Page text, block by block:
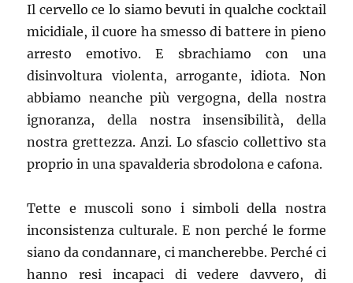
Il cervello ce lo siamo bevuti in qualche cocktail
micidiale, il cuore ha smesso di battere in pieno
arresto emotivo. E sbrachiamo con una
disinvoltura violenta, arrogante, idiota. Non
abbiamo neanche più vergogna, della nostra
ignoranza, della nostra insensibilità, della
nostra grettezza. Anzi. Lo sfascio collettivo sta
proprio in una spavalderia sbrodolona e cafona.
Tette e muscoli sono i simboli della nostra
inconsistenza culturale. E non perché le forme
siano da condannare, ci mancherebbe. Perché ci
hanno resi incapaci di vedere davvero, di